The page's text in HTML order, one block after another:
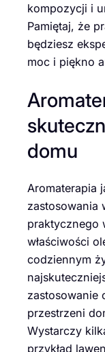
kompozycji i
Pamiętaj, że
będziesz
moc i piękno
domu
Aromaterapia
zastosowania
praktycznego
właściwości
codziennym
zastosowanie
przestrzeni
Wystarczy
przykład